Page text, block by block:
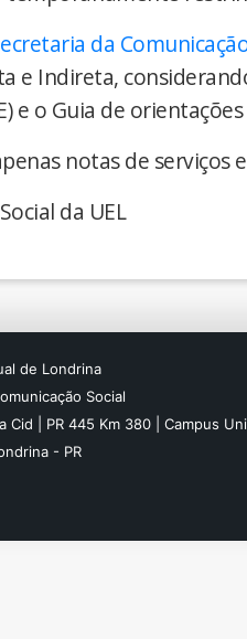
da
e Indireta,
e o Guia de
notas de serviços
da UEL
de Londrina
Social
Cid | PR 445 Km 380 | Campus
- PR